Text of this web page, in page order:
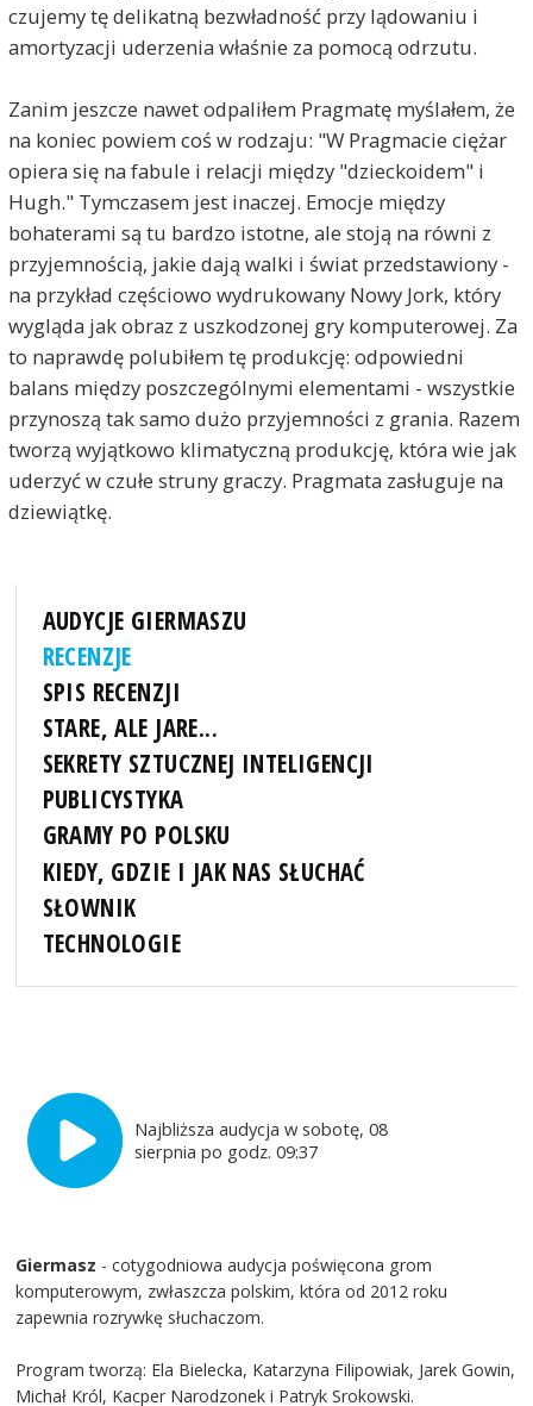
czujemy tę delikatną bezwładność przy lądowaniu i
amortyzacji uderzenia właśnie za pomocą odrzutu.
Zanim jeszcze nawet odpaliłem Pragmatę myślałem, że
na koniec powiem coś w rodzaju: "W Pragmacie ciężar
opiera się na fabule i relacji między "dzieckoidem" i
Hugh." Tymczasem jest inaczej. Emocje między
bohaterami są tu bardzo istotne, ale stoją na równi z
przyjemnością, jakie dają walki i świat przedstawiony -
na przykład częściowo wydrukowany Nowy Jork, który
wygląda jak obraz z uszkodzonej gry komputerowej. Za
to naprawdę polubiłem tę produkcję: odpowiedni
balans między poszczególnymi elementami - wszystkie
przynoszą tak samo dużo przyjemności z grania. Razem
tworzą wyjątkowo klimatyczną produkcję, która wie jak
uderzyć w czułe struny graczy. Pragmata zasługuje na
dziewiątkę.
AUDYCJE GIERMASZU
RECENZJE
SPIS RECENZJI
STARE, ALE JARE...
SEKRETY SZTUCZNEJ INTELIGENCJI
PUBLICYSTYKA
GRAMY PO POLSKU
KIEDY, GDZIE I JAK NAS SŁUCHAĆ
SŁOWNIK
TECHNOLOGIE
Najbliższa audycja w sobotę, 08
sierpnia po godz. 09:37
Giermasz - cotygodniowa audycja poświęcona grom
komputerowym, zwłaszcza polskim, która od 2012 roku
zapewnia rozrywkę słuchaczom.
Program tworzą: Ela Bielecka, Katarzyna Filipowiak, Jarek Gowin,
Michał Król, Kacper Narodzonek i Patryk Srokowski.